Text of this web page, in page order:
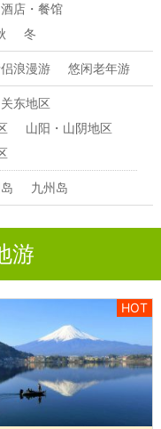
酒店・餐馆
冬
浪漫游 悠闲老年游
关东地区
山阳・山阴地区
九州岛
游
HOT